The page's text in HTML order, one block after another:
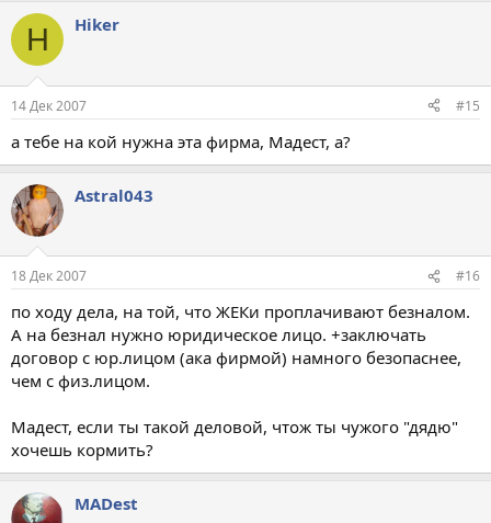
H Hiker
14 Дек 2007 #15
а тебе на кой нужна эта фирма, Мадест, а?
Astral043
18 Дек 2007 #16
по ходу дела, на той, что ЖЕКи проплачивают безналом.
А на безнал нужно юридическое лицо. +заключать
договор с юр.лицом (ака фирмой) намного безопаснее,
чем с физ.лицом.
Мадест, если ты такой деловой, чтож ты чужого "дядю"
хочешь кормить?
MADest